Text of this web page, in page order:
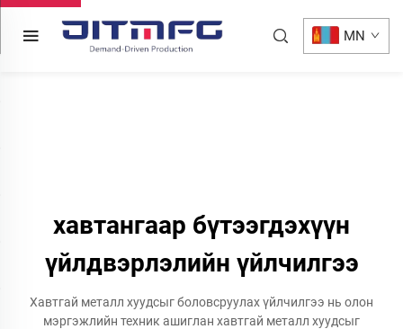
MN
хавтангаар бүтээгдэхүүн
үйлдвэрлэлийн үйлчилгээ
Хавтгай металл хуудсыг боловсруулах үйлчилгээ нь олон
мэргэжлийн техник ашиглан хавтгай металл хуудсыг